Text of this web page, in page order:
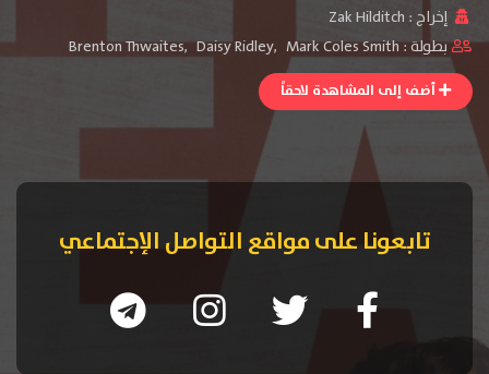
إخراج : Zak Hilditch
بطولة :
Brenton Thwaites, Daisy Ridley, Mark Coles Smith
أضف إلى المشاهدة لاحقاً
تابعونا على مواقع التواصل الإجتماعي